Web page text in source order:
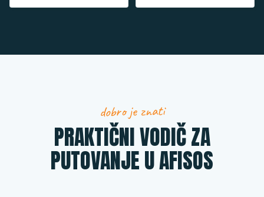
dobro je znati
PRAKTIČNI VODIČ ZA
PUTOVANJE U AFISOS